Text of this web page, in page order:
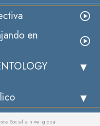
en
Social a nivel global